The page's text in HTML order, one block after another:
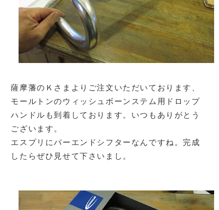
薩摩藩のＫさまよりご注文いただいております、
モールトンのウィッシュボーンステム用ドロップ
ハンドルも到着しております。いつもありがとう
ございます。
エスプリにバーエンドシフターなんですね。完成
したらぜひ見せて下さいまし。